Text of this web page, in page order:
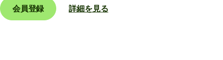
会員登録
詳細を見る